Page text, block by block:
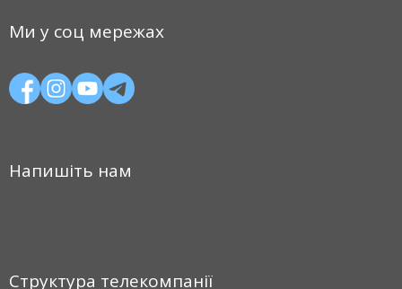
Ми у соц мережах
Напишіть нам
Структура телекомпанії